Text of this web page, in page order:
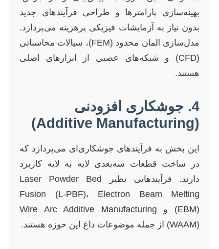
بهینه‌سازی پارامترها و طراحی فرآیندهای جدید
بدون نیاز به آزمایشات فیزیکی پرهزینه می‌پردازد.
مدل‌سازی المان محدود (FEM)، سیالات محاسباتی
(CFD) و شبکه‌های عصبی از ابزارهای اصلی
هستند.
4. جوشکاری افزودنی
(Additive Manufacturing)
این بخش به فرآیندهای جوشکاری‌ای می‌پردازد که
در ساخت قطعات سه‌بعدی لایه به لایه کاربرد
دارند. فرآیندهایی نظیر Laser Powder Bed
Fusion (L-PBF)، Electron Beam Melting
(EBM) و Wire Arc Additive Manufacturing
(WAAM) از جمله موضوعات داغ این حوزه هستند.